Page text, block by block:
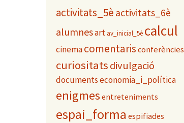
r
e
activitats_5è activitats_6è
alumnesart av_inicial_5è calcul
cinemacomentarisconferències
curiositatsdivulgació
documentseconomia_i_política
enigmes entreteniments
espai_forma espifiades